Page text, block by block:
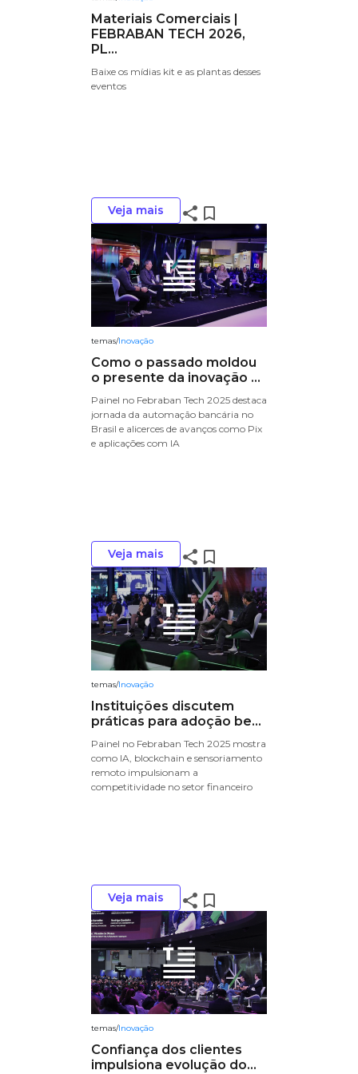
Materiais Comerciais |
FEBRABAN TECH 2026,
PL...
Baixe os mídias kit e as plantas desses
eventos
Veja mais share bookmark_border
temas/Inovação
Como o passado moldou
o presente da inovação ...
Painel no Febraban Tech 2025 destaca
jornada da automação bancária no
Brasil e alicerces de avanços como Pix
e aplicações com IA
Veja mais share bookmark_border
temas/Inovação
Instituições discutem
práticas para adoção be...
Painel no Febraban Tech 2025 mostra
como IA, blockchain e sensoriamento
remoto impulsionam a
competitividade no setor financeiro
Veja mais share bookmark_border
temas/Inovação
Confiança dos clientes
impulsiona evolução do...